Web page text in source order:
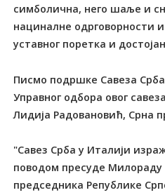
симболична, него шаље и
нациналне одрговорности
уставног поретка и
Писмо подршке Савеза Срба
Управног одбора овог
Лидија Радовановић, Срна
"Савез Срба у Италији
поводом пресуде
председника Републике